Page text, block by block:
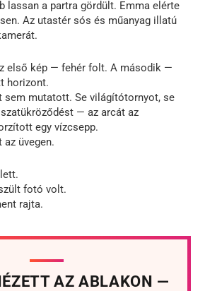
lassan a partra gördült. Emma elérte
Az utastér sós és műanyag illatú
első kép — fehér folt. A második —
horizont.
sem mutatott. Se világítótornyot, se
— az arcát az
egy vízcsepp.
az üvegen.
fotó volt.
rajta.
AZ ABLAKON —